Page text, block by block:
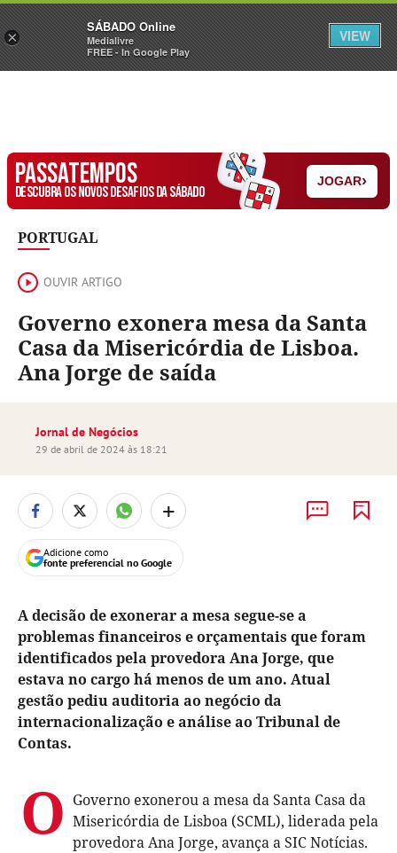
Sábado Assine Iniciar Sessão
PASSATEMPOS
DESCUBRA OS NOVOS DESAFIOS DA SÁBADO
JOGAR›
PORTUGAL
OUVIR ARTIGO
Governo exonera mesa da Santa
Casa da Misericórdia de Lisboa.
Ana Jorge de saída
Jornal de Negócios
29 de abril de 2024 às 18:21
+
Adicione como
fonte preferencial no Google
A decisão de exonerar a mesa segue-se a
problemas financeiros e orçamentais que foram
identificados pela provedora Ana Jorge, que
estava no cargo há menos de um ano. Atual
gestão pediu auditoria ao negócio da
internacionalização e análise ao Tribunal de
Contas.
O Governo exonerou a mesa da Santa Casa da
Misericórdia de Lisboa (SCML), liderada pela
provedora Ana Jorge, avança a SIC Notícias.
×
SÁBADO Online
Medialivre
FREE - In Google Play
VIEW